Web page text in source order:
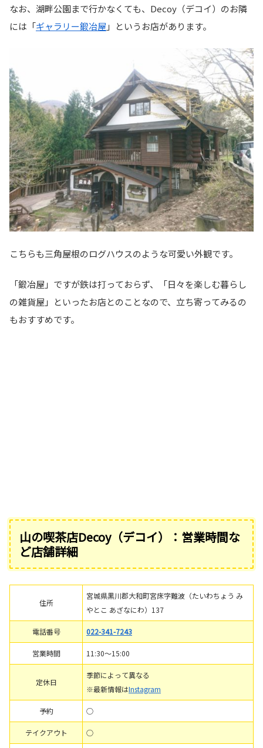
なお、湖畔公園まで行かなくても、Decoy（デコイ）のお隣
には「ギャラリー鍛冶屋」というお店があります。
こちらも三角屋根のログハウスのような可愛い外観です。
「鍛冶屋」ですが鉄は打っておらず、「日々を楽しむ暮らし
の雑貨屋」といったお店とのことなので、立ち寄ってみるの
もおすすめです。
山の喫茶店Decoy（デコイ）：営業時間な
ど店舗詳細
住所
宮城県黒川郡大和町宮床字難波（たいわちょう み
やとこ あざなにわ）137
電話番号 022-341-7243
営業時間 11:30～15:00
定休日
季節によって異なる
※最新情報はInstagram
予約 ○
テイクアウト ○